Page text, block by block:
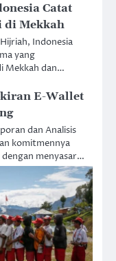
Catat
di Mekkah
Indonesia
yang
Mekkah dan…
E-Wallet
dan Analisis
komitmennya
menyasar…